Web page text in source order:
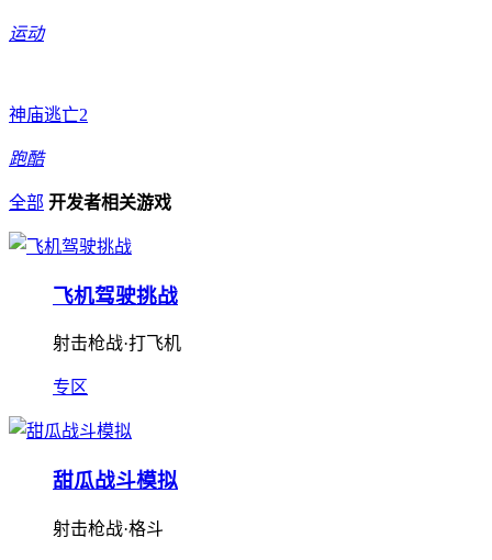
运动
神庙逃亡2
跑酷
全部 开发者相关游戏
飞机驾驶挑战
射击枪战·打飞机
专区
甜瓜战斗模拟
射击枪战·格斗